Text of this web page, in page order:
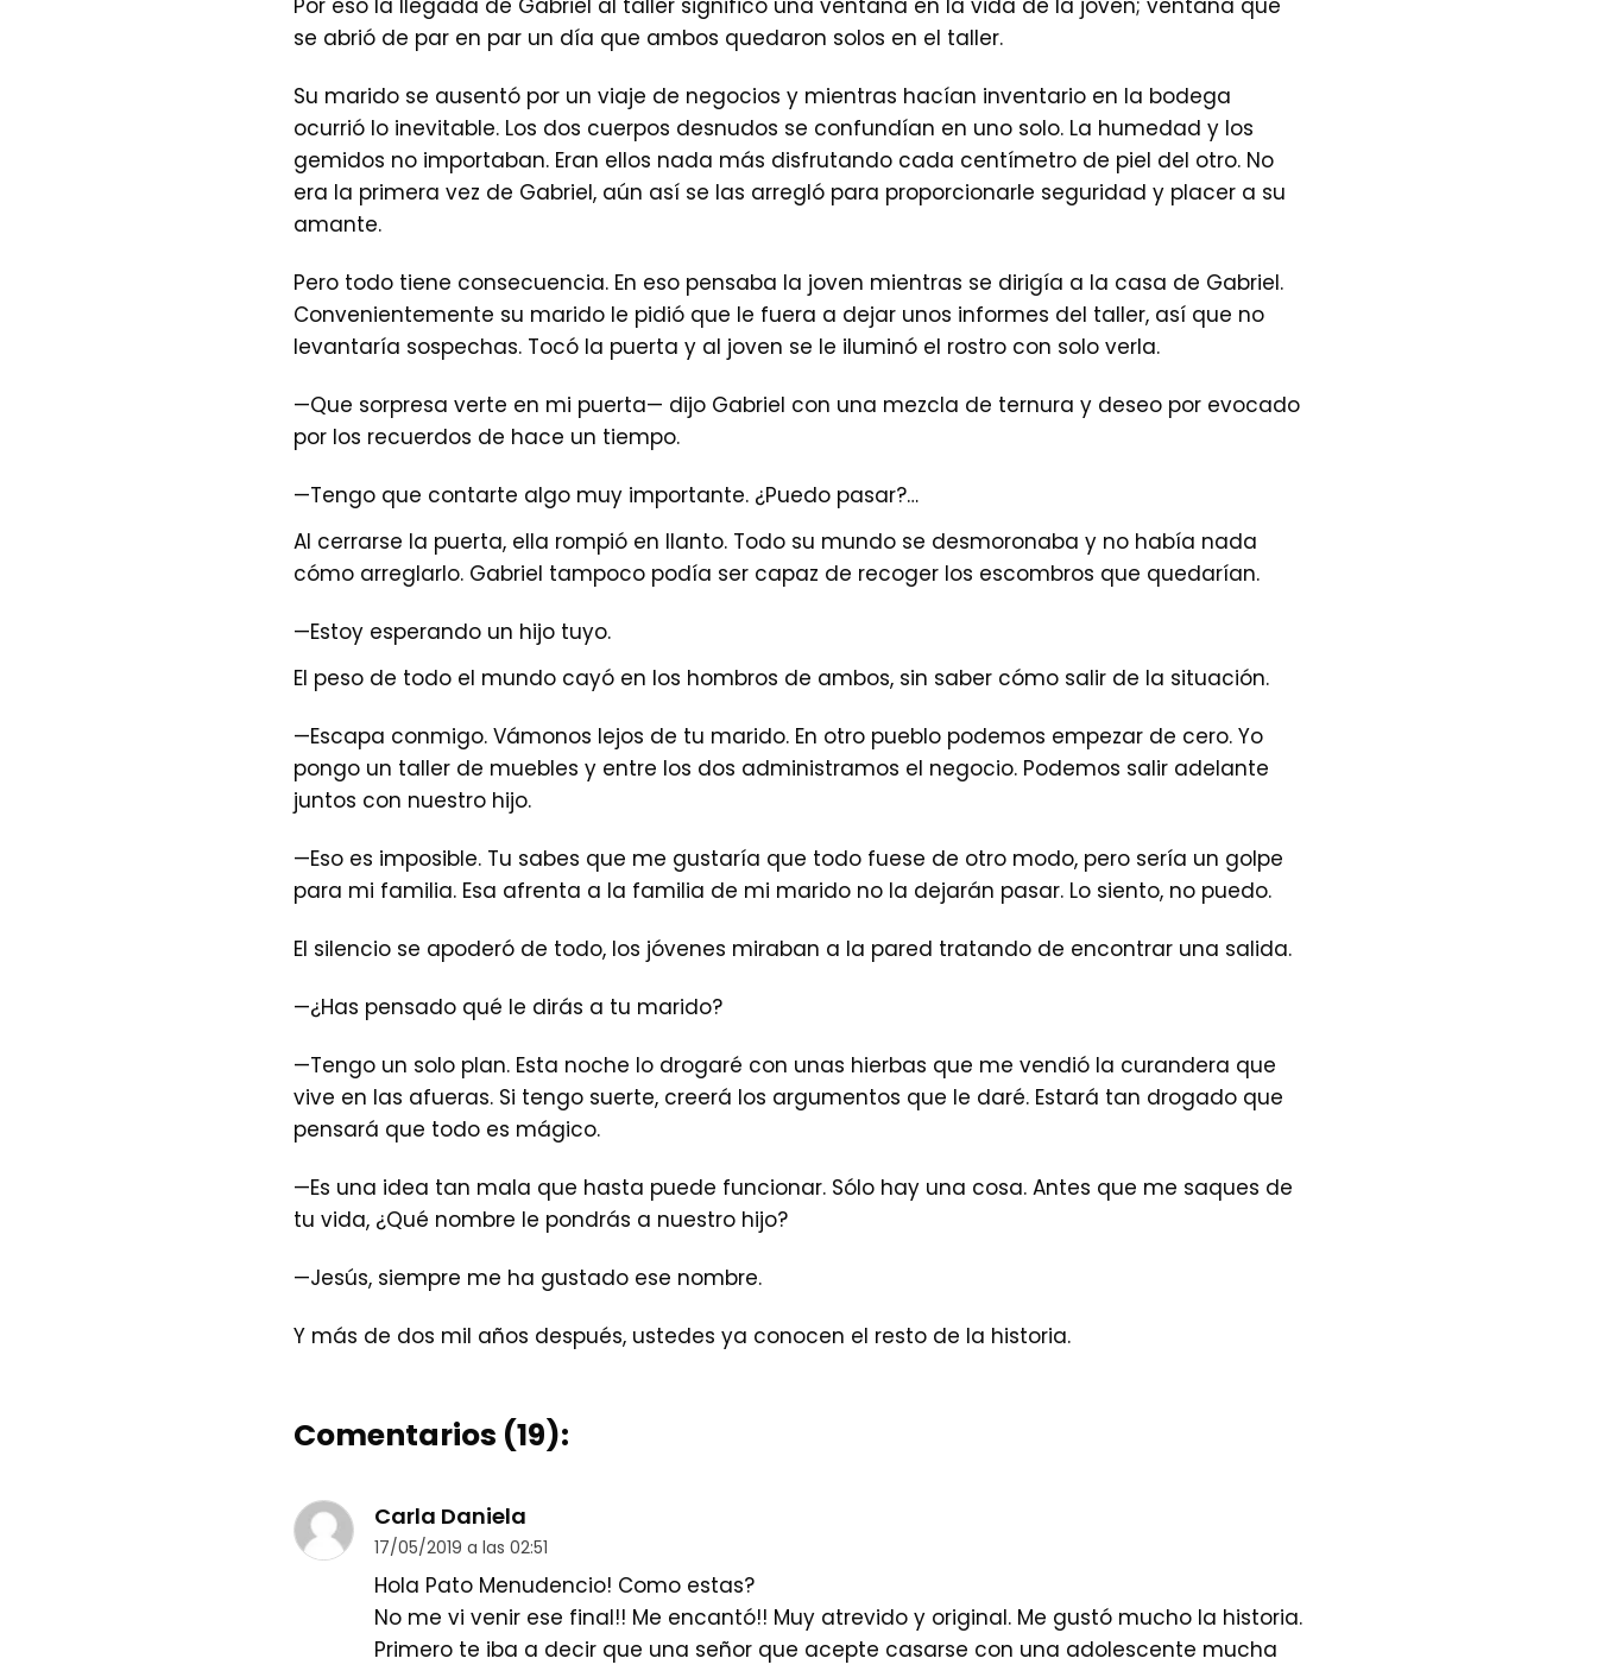
Por eso la llegada de Gabriel al taller significó una ventana en la vida de la joven; ventana que
se abrió de par en par un día que ambos quedaron solos en el taller.
Su marido se ausentó por un viaje de negocios y mientras hacían inventario en la bodega
ocurrió lo inevitable. Los dos cuerpos desnudos se confundían en uno solo. La humedad y los
gemidos no importaban. Eran ellos nada más disfrutando cada centímetro de piel del otro. No
era la primera vez de Gabriel, aún así se las arregló para proporcionarle seguridad y placer a su
amante.
Pero todo tiene consecuencia. En eso pensaba la joven mientras se dirigía a la casa de Gabriel.
Convenientemente su marido le pidió que le fuera a dejar unos informes del taller, así que no
levantaría sospechas. Tocó la puerta y al joven se le iluminó el rostro con solo verla.
—Que sorpresa verte en mi puerta— dijo Gabriel con una mezcla de ternura y deseo por evocado
por los recuerdos de hace un tiempo.
—Tengo que contarte algo muy importante. ¿Puedo pasar?…
Al cerrarse la puerta, ella rompió en llanto. Todo su mundo se desmoronaba y no había nada
cómo arreglarlo. Gabriel tampoco podía ser capaz de recoger los escombros que quedarían.
—Estoy esperando un hijo tuyo.
El peso de todo el mundo cayó en los hombros de ambos, sin saber cómo salir de la situación.
—Escapa conmigo. Vámonos lejos de tu marido. En otro pueblo podemos empezar de cero. Yo
pongo un taller de muebles y entre los dos administramos el negocio. Podemos salir adelante
juntos con nuestro hijo.
—Eso es imposible. Tu sabes que me gustaría que todo fuese de otro modo, pero sería un golpe
para mi familia. Esa afrenta a la familia de mi marido no la dejarán pasar. Lo siento, no puedo.
El silencio se apoderó de todo, los jóvenes miraban a la pared tratando de encontrar una salida.
—¿Has pensado qué le dirás a tu marido?
—Tengo un solo plan. Esta noche lo drogaré con unas hierbas que me vendió la curandera que
vive en las afueras. Si tengo suerte, creerá los argumentos que le daré. Estará tan drogado que
pensará que todo es mágico.
—Es una idea tan mala que hasta puede funcionar. Sólo hay una cosa. Antes que me saques de
tu vida, ¿Qué nombre le pondrás a nuestro hijo?
—Jesús, siempre me ha gustado ese nombre.
Y más de dos mil años después, ustedes ya conocen el resto de la historia.
Comentarios (19):
Carla Daniela
17/05/2019 a las 02:51
Hola Pato Menudencio! Como estas?
No me vi venir ese final!! Me encantó!! Muy atrevido y original. Me gustó mucho la historia.
Primero te iba a decir que una señor que acepte casarse con una adolescente mucha